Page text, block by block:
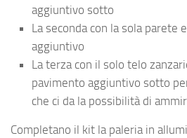
aggiuntivo sotto
La seconda con la sola parete
aggiuntivo
La terza con il solo telo
pavimento aggiuntivo sotto
che ci da la possibilità di
Completano il kit la paleria in